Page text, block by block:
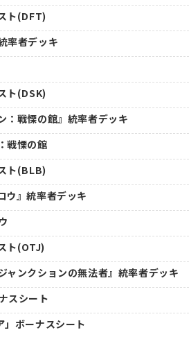
ト(DFT)
率者デッキ
ト(DSK)
：戦慄の館』統率者デッキ
戦慄の館
ト(BLB)
ウ』統率者デッキ
ト(OTJ)
ャンクションの無法者』統率者デッキ
スシート
」ボーナスシート